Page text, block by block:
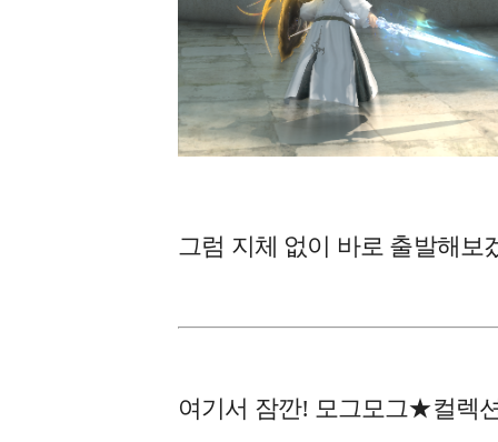
그럼 지체 없이 바로 출발해보
여기서 잠깐! 모그모그★컬렉